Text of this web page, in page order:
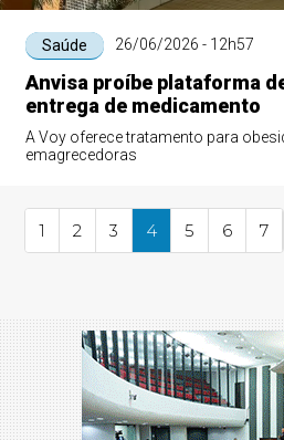
Saúde 26/06/2026 - 12h57
Anvisa proíbe plataforma
entrega de medicamento
A Voy oferece tratamento para
emagrecedoras
1 2 3 4 5 6 7